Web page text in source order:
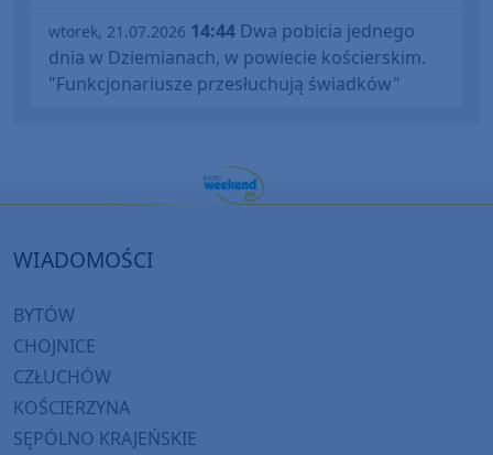
wtorek, 21.07.2026 14:44 Dwa pobicia jednego
dnia w Dziemianach, w powiecie kościerskim.
"Funkcjonariusze przesłuchują świadków"
WIADOMOŚCI
BYTÓW
CHOJNICE
CZŁUCHÓW
KOŚCIERZYNA
SĘPÓLNO KRAJEŃSKIE